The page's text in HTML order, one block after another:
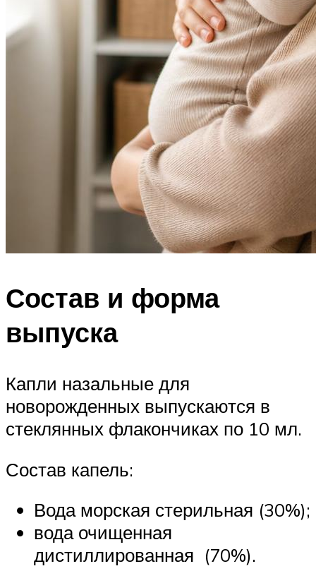
Состав и форма
выпуска
Капли назальные для
новорожденных выпускаются в
стеклянных флакончиках по 10 мл.
Состав капель:
Вода морская стерильная (30%);
вода очищенная
дистиллированная (70%).